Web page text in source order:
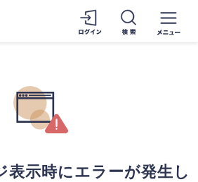
表示時にエラーが発生し